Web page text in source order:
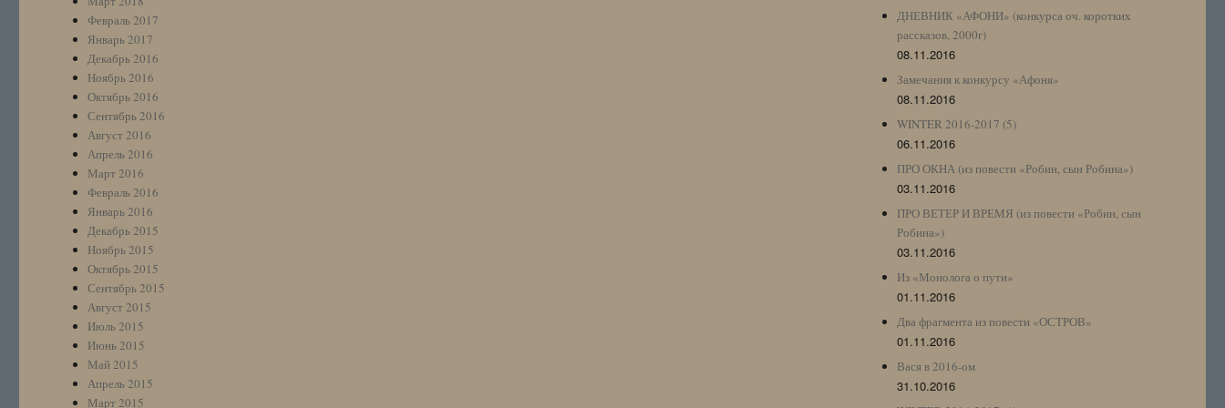
Февраль 2017
Январь 2017
Декабрь 2016
Ноябрь 2016
Октябрь 2016
Сентябрь 2016
Август 2016
Апрель 2016
Март 2016
Февраль 2016
Январь 2016
Декабрь 2015
Ноябрь 2015
Октябрь 2015
Сентябрь 2015
Август 2015
Июль 2015
Июнь 2015
Май 2015
Апрель 2015
Март 2015
ДНЕВНИК «АФОНИ» (конкурса оч. коротких
рассказов, 2000г)
08.11.2016
Замечания к конкурсу «Афоня»
08.11.2016
WINTER 2016-2017 (5)
06.11.2016
ПРО ОКНА (из повести «Робин, сын Робина»)
03.11.2016
ПРО ВЕТЕР И ВРЕМЯ (из повести «Робин, сын
Робина»)
03.11.2016
Из «Монолога о пути»
01.11.2016
Два фрагмента из повести «ОСТРОВ»
01.11.2016
Вася в 2016-ом
31.10.2016